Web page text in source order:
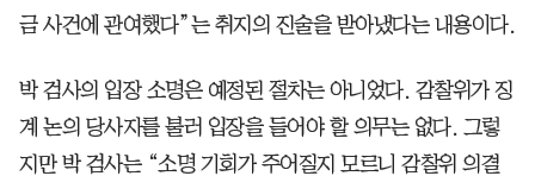
금 사건에 관여했다”는 취지의 진술을 받아냈다는 내용이다.
박 검사의 입장 소명은 예정된 절차는 아니었다. 감찰위가 징
계 논의 당사자를 불러 입장을 들어야 할 의무는 없다. 그렇
지만 박 검사는 “소명 기회가 주어질지 모르니 감찰위 의결